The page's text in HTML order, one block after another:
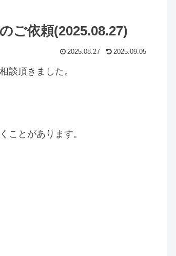
ご依頼(2025.08.27)
2025.08.27 2025.09.05
談頂きました。
ことがあります。